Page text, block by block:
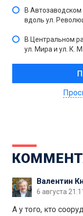
В
вдоль ул.
В Центральном
ул. Мира и ул. К.
Валентин
6 августа 21:11
А у того, кто